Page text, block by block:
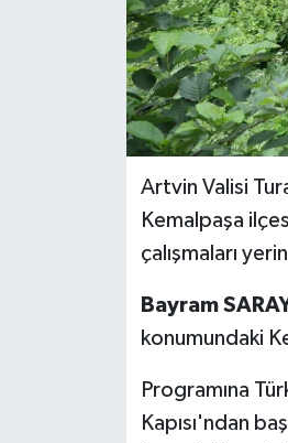
Artvin Valisi
Kemalpaşa
çalışmaları
Bayram
konumundaki
Programına
Kapısı'ndan